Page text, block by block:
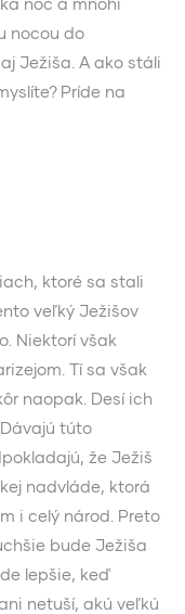
nocou do
Ježiša. A ako stáli
Príde na
ktoré sa stali
veľký Ježišov
Niektorí však
Tí sa však
naopak. Desí ich
túto
že Ježiš
nadvláde, ktorá
i celý národ. Preto
bude Ježiša
lepšie, keď
netuší, akú veľkú